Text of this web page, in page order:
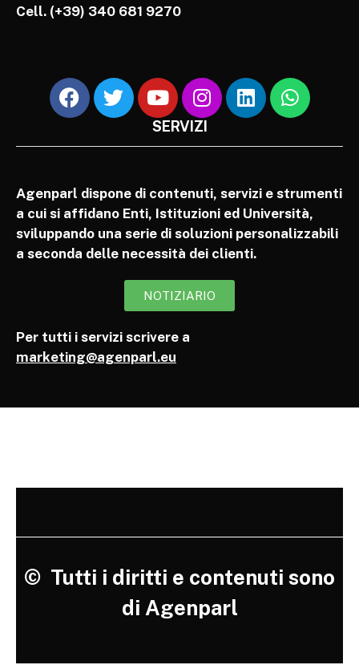
Cell. (+39) 340 681 9270
SERVIZI
Agenparl dispone di contenuti, servizi e strumenti
a cui si affidano Enti, Istituzioni ed Università,
sviluppando una serie di soluzioni personalizzabili
a seconda delle necessità dei clienti.
NOTIZIARIO
Per tutti i servizi scrivere a
marketing@agenparl.eu
© Tutti i diritti e contenuti sono
di Agenparl